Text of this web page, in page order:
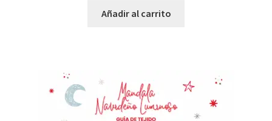
Añadir al carrito